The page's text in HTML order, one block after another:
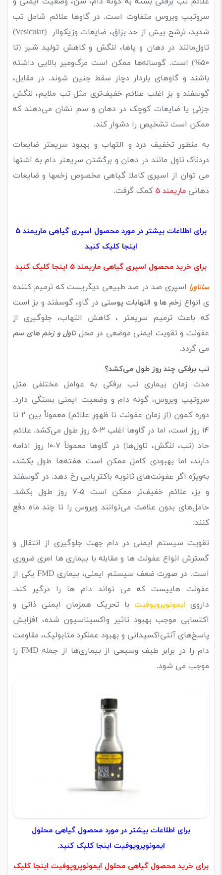
سروتیپ ویروس متفاوت است. در گاوها علائم شامل تب
شدید، ترشح بیش از حد بزاق، ضایعات وزیکولار (Vesicular)
تاول‌مانند در دهان و پاها، لنگش و کاهش تولید شیر (تا
۵۰%) است. گوساله‌ها ممکن است مرگ‌ومیر بالایی داشته
باشند و گاوهای باردار دچار سقط جنین شوند. در مقابل،
گوسفند و بز اغلب علائم خفیف‌تری مثل تب ملایم، لنگش
جزئی یا ضایعات کوچک در دهان و سم نشان می‌دهند که
ممکن است تشخیص را دشوار کند.
به منظور تخفیف درد و التهاب و بهبود سریعتر ضایعات
دردناک تاول مانند در دهان و برگشتن سریعتر دام به اشتها
می توان از اسپری کاملا گیاهی مخصوص زخمها و ضایعات
دهانی ماریمند ۵ کمک گرفت.
برای اطلاعات بیشتر در مورد محصول اسپری گیاهی ماریمند ۵
اینجا کلیک کنید
برای خرید محصول اسپری گیاهی ماریمند ۵ اینجا کلیک کنید
ساناورا اسپری صد در صد طبیعی دیگریست که ترمیم کننده
ی انواع زخم ها و التهابات پوستی در گاو، گوسفند و بز است
که باعث ترمیم سریعتر ، کاهش التهاب، جلوگیری از
عفونت و تقویت ایمنی موضعی در محلتاول و زخم های سم
می گردد.
تب برفکی چند روز طول می‌کشد؟
مدت زمان بیماری تب برفکی به عوامل مختلفی مثل
سروتیپ ویروس، گونه دام و وضعیت ایمنی بستگی دارد.
دوره کمون (از زمان عفونت تا ظهور علائم) معمولاً بین ۲ تا
۱۴ روز است، اما در گاوها اغلب ۳-۵ روز طول می‌کشد. علائم
حاد (تب، لنگش، تاول‌ها) در گاوها معمولاً ۷-۱۰ روز ادامه
دارند، اما بهبودی کامل ممکن است هفته‌ها طول بکشد،
به‌ویژه اگر عفونت‌های ثانویه باکتریایی رخ دهد. در گوسفند
و بز، علائم خفیف‌تر ممکن است ۵-۷ روز طول بکشد.
حامل‌های بدون علامت می‌توانند ویروس را تا چند ماه دفع
کنند.
تقویت سیستم ایمنی در دام جهت جلوگیری از انتقال و
گسترش انواع عفونت ها و مقابله با بیماری ها امری ضروری
است. در صورت ضعف سیستم ایمنی، بیماری FMD یکی از
عفونت هاییست که می تواند دام ها را درگیر کند.
داروی ایمونوپروپوفیت با تحریک همزمان ایمنی ذاتی و
اکتسابی موجب بهبود تاثیر واکسیناسیون شده، افزایش
پاسخ‌های آنتی‌اکسیدانی و بهبود عملکرد متابولیک، مقاومت
دام را در برابر طیف وسیعی از بیماری‌ها از جمله FMD را
موجب می شود.
برای اطلاعات بیشتر در مورد محصول گیاهی محلول
ایمونوپروپوفیت اینجا کلیک کنید.
برای خرید محصول گیاهی محلول ایمونوپروپوفیت اینجا کلیک